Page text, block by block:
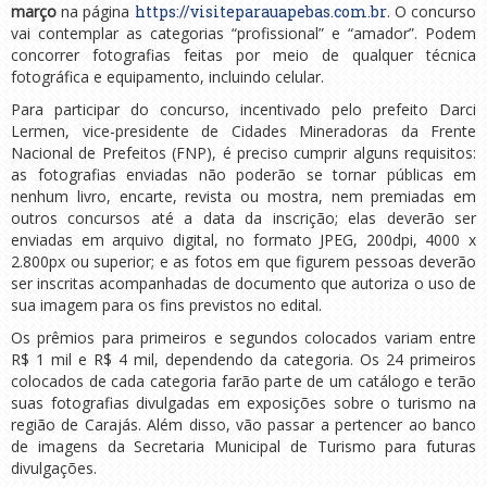
março na página https://visiteparauapebas.com.br. O concurso
vai contemplar as categorias “profissional” e “amador”. Podem
concorrer fotografias feitas por meio de qualquer técnica
fotográfica e equipamento, incluindo celular.
Para participar do concurso, incentivado pelo prefeito Darci
Lermen, vice-presidente de Cidades Mineradoras da Frente
Nacional de Prefeitos (FNP), é preciso cumprir alguns requisitos:
as fotografias enviadas não poderão se tornar públicas em
nenhum livro, encarte, revista ou mostra, nem premiadas em
outros concursos até a data da inscrição; elas deverão ser
enviadas em arquivo digital, no formato JPEG, 200dpi, 4000 x
2.800px ou superior; e as fotos em que figurem pessoas deverão
ser inscritas acompanhadas de documento que autoriza o uso de
sua imagem para os fins previstos no edital.
Os prêmios para primeiros e segundos colocados variam entre
R$ 1 mil e R$ 4 mil, dependendo da categoria. Os 24 primeiros
colocados de cada categoria farão parte de um catálogo e terão
suas fotografias divulgadas em exposições sobre o turismo na
região de Carajás. Além disso, vão passar a pertencer ao banco
de imagens da Secretaria Municipal de Turismo para futuras
divulgações.